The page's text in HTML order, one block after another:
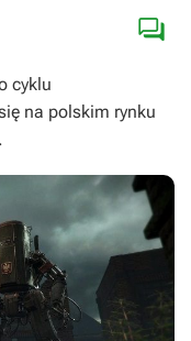

cyklu
na polskim rynku